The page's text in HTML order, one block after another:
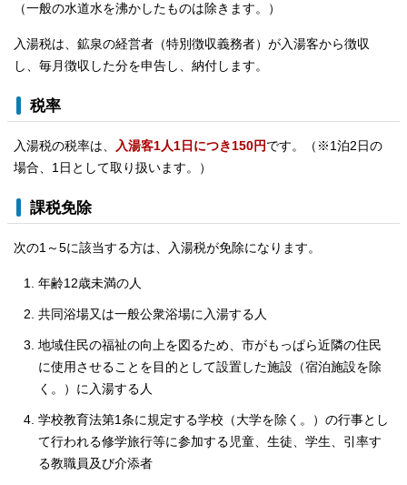
（一般の水道水を沸かしたものは除きます。）
入湯税は、鉱泉の経営者（特別徴収義務者）が入湯客から徴収
し、毎月徴収した分を申告し、納付します。
税率
入湯税の税率は、 入湯客1人1日につき150円 です。（※1泊2日の
場合、1日として取り扱います。）
課税免除
次の1～5に該当する方は、入湯税が免除になります。
年齢12歳未満の人
共同浴場又は一般公衆浴場に入湯する人
地域住民の福祉の向上を図るため、市がもっぱら近隣の住民
に使用させることを目的として設置した施設（宿泊施設を除
く。）に入湯する人
学校教育法第1条に規定する学校（大学を除く。）の行事とし
て行われる修学旅行等に参加する児童、生徒、学生、引率す
る教職員及び介添者